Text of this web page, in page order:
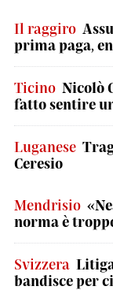
Il raggiro
prima paga,
Ticino Nicolò
fatto sentire
Luganese
Ceresio
Mendrisio
norma è
Svizzera
bandisce per